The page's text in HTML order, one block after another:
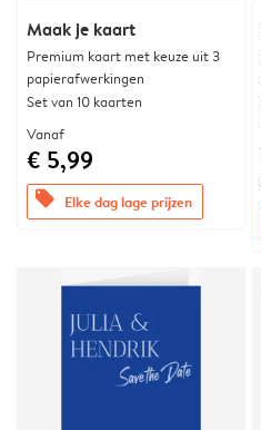
Maak je kaart
Premium kaart met keuze uit 3
papierafwerkingen
Set van 10 kaarten
Vanaf
€ 5,99
offers Elke dag lage prijzen